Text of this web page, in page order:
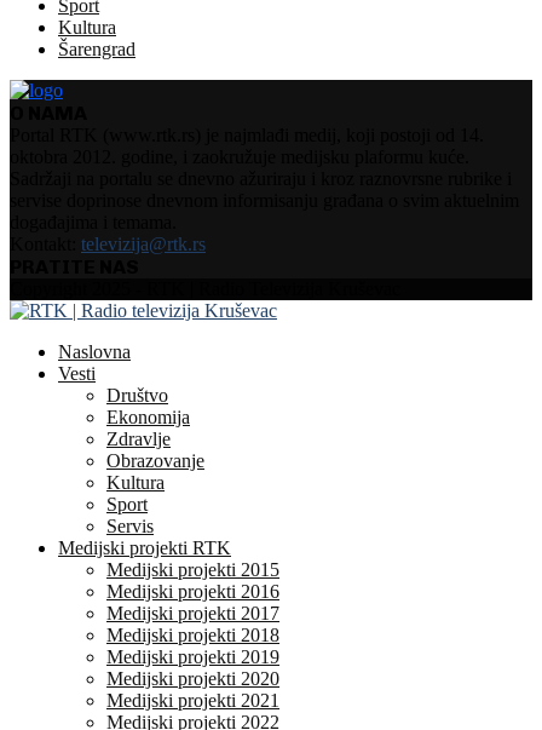
Sport
Kultura
Šarengrad
televizija@rtk.rs
Naslovna
Vesti
Društvo
Ekonomija
Zdravlje
Obrazovanje
Kultura
Sport
Servis
Medijski projekti RTK
Medijski projekti 2015
Medijski projekti 2016
Medijski projekti 2017
Medijski projekti 2018
Medijski projekti 2019
Medijski projekti 2020
Medijski projekti 2021
Medijski projekti 2022